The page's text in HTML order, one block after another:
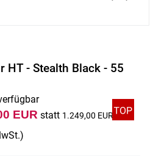
HT - Stealth Black - 55
EUR statt 1.249,00 EUR